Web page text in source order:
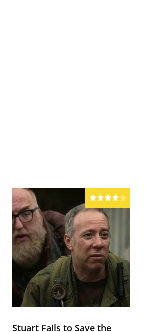
Stuart Fails to Save the